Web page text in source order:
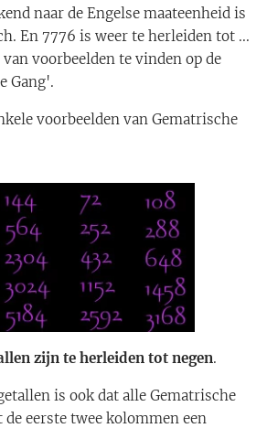
naar de Engelse maateenheid is
En 7776 is weer te herleiden tot ...
voorbeelden te vinden op de
Gang'.
voorbeelden van Gematrische
zijn te herleiden tot negen.
is ook dat alle Gematrische
eerste twee kolommen een